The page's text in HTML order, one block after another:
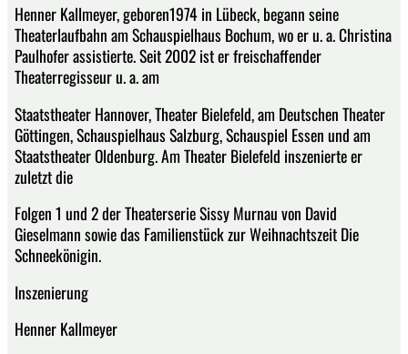
Henner Kallmeyer, geboren1974 in Lübeck, begann seine
Theaterlaufbahn am Schauspielhaus Bochum, wo er u. a. Christina
Paulhofer assistierte. Seit 2002 ist er freischaffender
Theaterregisseur u. a. am
Staatstheater Hannover, Theater Bielefeld, am Deutschen Theater
Göttingen, Schauspielhaus Salzburg, Schauspiel Essen und am
Staatstheater Oldenburg. Am Theater Bielefeld inszenierte er
zuletzt die
Folgen 1 und 2 der Theaterserie Sissy Murnau von David
Gieselmann sowie das Familienstück zur Weihnachtszeit Die
Schneekönigin.
Inszenierung
Henner Kallmeyer